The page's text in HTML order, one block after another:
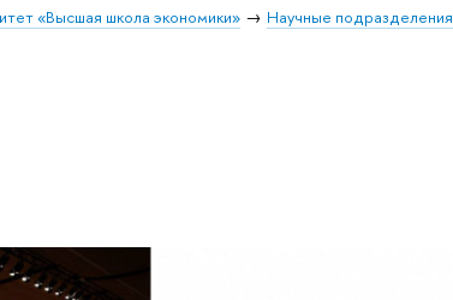
«Высшая школа экономики» Научные подразделения